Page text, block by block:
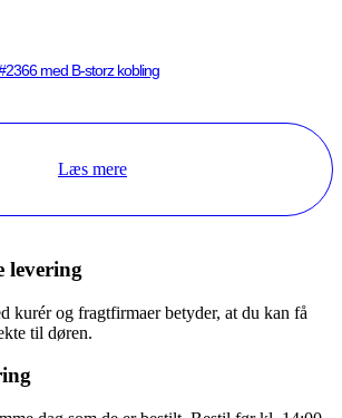
med B-storz kobling
Læs mere
levering
kurér og fragtfirmaer betyder, at du kan få
til døren.